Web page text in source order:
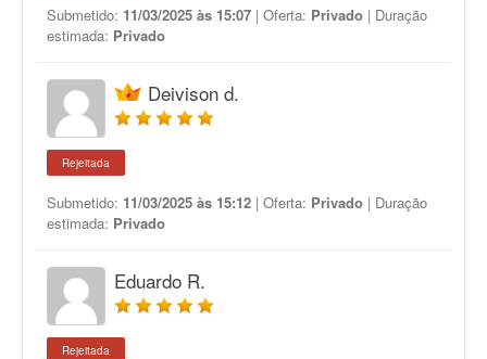
Submetido: 11/03/2025 às 15:07 | Oferta: Privado | Duração
estimada: Privado
Deivison d.
Rejeitada
Submetido: 11/03/2025 às 15:12 | Oferta: Privado | Duração
estimada: Privado
Eduardo R.
Rejeitada